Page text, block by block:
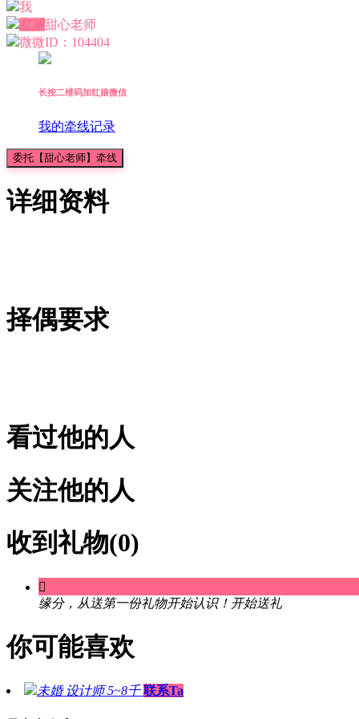
我
红娘甜心老师
微微ID：104404
长按二维码加红娘微信
我的牵线记录
委托【甜心老师】牵线
详细资料
择偶要求
看过他的人
关注他的人
收到礼物(0)

缘分，从送第一份礼物开始认识！ 开始送礼
你可能喜欢
未婚 设计师5~8千联系Ta